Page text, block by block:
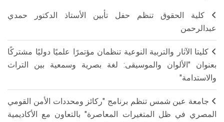
كلية الحقوق تنظم حفل تأبين الأستاذ الدكتور حمدي
عبدالرحمن
كليتا الآثار والتربية النوعية تنظمان مؤتمرًا علميًا دوليًا مشتركًا
بعنوان "الألوان والموسيقى: لغة بصرية وسمعية بين التراث
والاستدامة"
جامعة عين شمس تنظم برنامج "ركائز ومحددات الأمن القومي
المصري في ظل المتغيرات المعاصرة" بالتعاون مع الأكاديمية